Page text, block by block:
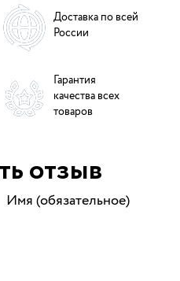
Доставка по всей
России
Гарантия
качества всех
товаров
отзыв
Имя (обязательное)